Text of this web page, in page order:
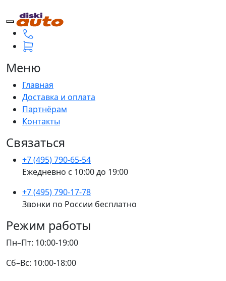
Меню
Главная
Доставка и оплата
Партнёрам
Контакты
Связаться
+7 (495) 790-65-54
Ежедневно с 10:00 до 19:00
+7 (495) 790-17-78
Звонки по России бесплатно
Режим работы
Пн–Пт: 10:00-19:00
Сб–Вс: 10:00-18:00